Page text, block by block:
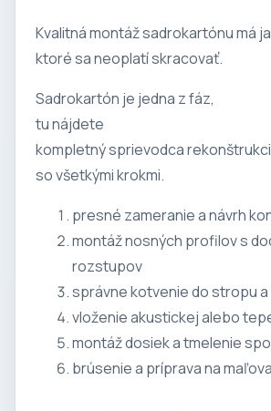
Kvalitná montáž sadrokartónu má
ktoré sa neoplatí skracovať.
Sadrokartón je jedna z fáz,
tu nájdete
kompletný sprievodca
so všetkými krokmi.
presné zameranie a návrh
montáž nosných profilov s
rozstupov
správne kotvenie do stropu
vloženie akustickej alebo
montáž dosiek a tmelenie
brúsenie a príprava na